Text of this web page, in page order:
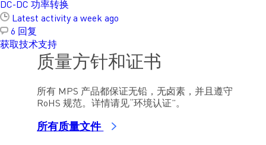
DC-DC 功率转换
Latest activity a week ago
6 回复
获取技术支持
质量方针和证书
所有 MPS 产品都保证无铅，无卤素，并且遵守
RoHS 规范。详情请见“环境认证”。
所有质量文件